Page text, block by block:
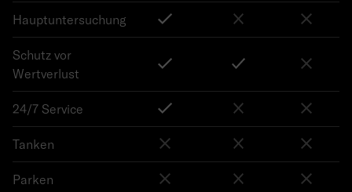
Hauptuntersuchung
Schutz vor
Wertverlust
24/7 Service
Tanken
Parken